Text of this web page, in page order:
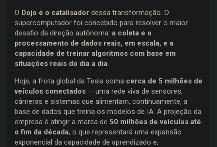
O Dojo é o catalisador dessa transformação. O
supercomputador foi concebido para resolver o maior
desafio da direção autônoma: a coleta e o
processamento de dados reais, em escala, e a
capacidade de treinar algoritmos com base em
situações reais do dia a dia.
Hoje, a frota global da Tesla soma cerca de 5 milhões de
veículos conectados — uma rede viva de sensores,
câmeras e sistemas que alimentam, continuamente, a
base de dados que treina os modelos de IA. A projeção da
empresa é atingir a marca de 50 milhões de veículos até
o fim da década, o que representará uma expansão
exponencial da capacidade de aprendizado e,